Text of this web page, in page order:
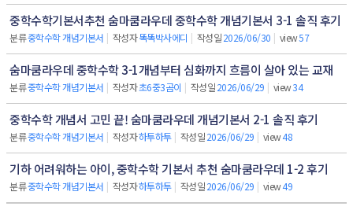
중학수학기본서추천 숨마쿰라우데 중학수학 개념기본서 3-1 솔직 후기
분류중학수학 개념기본서 | 작성자똑똑박사에디 | 작성일2026/06/30 | view57
숨마쿰라우데 중학수학 3-1개념부터 심화까지 흐름이 살아 있는 교재
분류중학수학 개념기본서 | 작성자초6중3곰이 | 작성일2026/06/29 | view34
중학수학 개념서 고민 끝! 숨마쿰라우데 개념기본서 2-1 솔직 후기
분류중학수학 개념기본서 | 작성자하투하투 | 작성일2026/06/29 | view48
기하 어려워하는 아이, 중학수학 기본서 추천 숨마쿰라우데 1-2 후기
분류중학수학 개념기본서 | 작성자하투하투 | 작성일2026/06/29 | view49